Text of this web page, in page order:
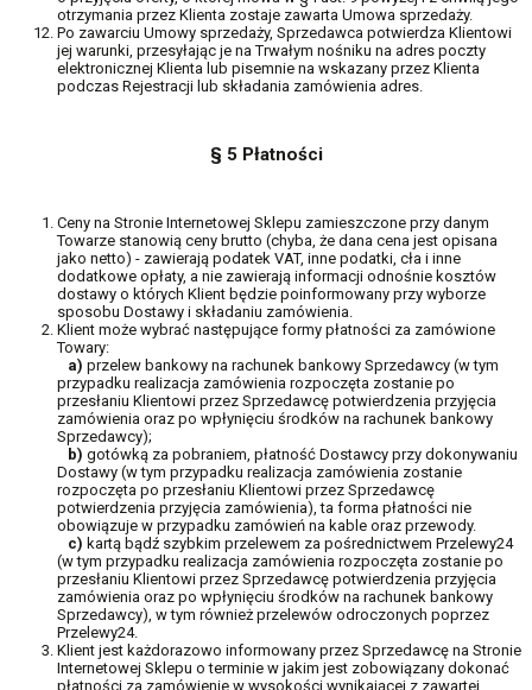
otrzymania przez Klienta zostaje zawarta Umowa sprzedaży.
Po zawarciu Umowy sprzedaży, Sprzedawca potwierdza Klientowi
jej warunki, przesyłając je na Trwałym nośniku na adres poczty
elektronicznej Klienta lub pisemnie na wskazany przez Klienta
podczas Rejestracji lub składania zamówienia adres.
§ 5 Płatności
Ceny na Stronie Internetowej Sklepu zamieszczone przy danym
Towarze stanowią ceny brutto (chyba, że dana cena jest opisana
jako netto) - zawierają podatek VAT, inne podatki, cła i inne
dodatkowe opłaty, a nie zawierają informacji odnośnie kosztów
dostawy o których Klient będzie poinformowany przy wyborze
sposobu Dostawy i składaniu zamówienia.
Klient może wybrać następujące formy płatności za zamówione
Towary:
a) przelew bankowy na rachunek bankowy Sprzedawcy (w tym
przypadku realizacja zamówienia rozpoczęta zostanie po
przesłaniu Klientowi przez Sprzedawcę potwierdzenia przyjęcia
zamówienia oraz po wpłynięciu środków na rachunek bankowy
Sprzedawcy);
b) gotówką za pobraniem, płatność Dostawcy przy dokonywaniu
Dostawy (w tym przypadku realizacja zamówienia zostanie
rozpoczęta po przesłaniu Klientowi przez Sprzedawcę
potwierdzenia przyjęcia zamówienia), ta forma płatności nie
obowiązuje w przypadku zamówień na kable oraz przewody.
c) kartą bądź szybkim przelewem za pośrednictwem Przelewy24
(w tym przypadku realizacja zamówienia rozpoczęta zostanie po
przesłaniu Klientowi przez Sprzedawcę potwierdzenia przyjęcia
zamówienia oraz po wpłynięciu środków na rachunek bankowy
Sprzedawcy), w tym również przelewów odroczonych poprzez
Przelewy24.
Klient jest każdorazowo informowany przez Sprzedawcę na Stronie
Internetowej Sklepu o terminie w jakim jest zobowiązany dokonać
płatności za zamówienie w wysokości wynikającej z zawartej